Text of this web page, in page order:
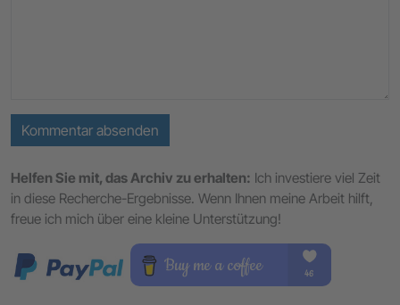
Kommentar absenden
Helfen Sie mit, das Archiv zu erhalten: Ich investiere viel Zeit
in diese Recherche-Ergebnisse. Wenn Ihnen meine Arbeit hilft,
freue ich mich über eine kleine Unterstützung!